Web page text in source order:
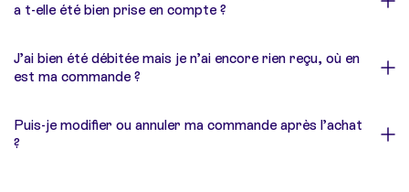
a t-elle été bien prise en compte ?
J’ai bien été débitée mais je n’ai encore rien reçu, où en
est ma commande ?
Puis-je modifier ou annuler ma commande après l’achat
?